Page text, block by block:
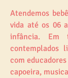
Atendemos
vida até os 06
infância. Em
contemplados
com
capoeira,